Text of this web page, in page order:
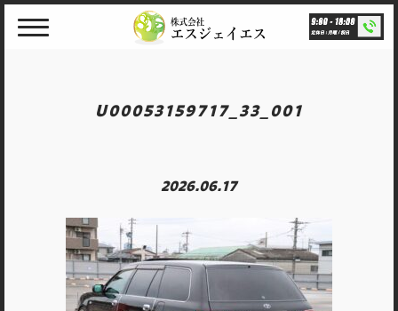
U00053159717_33_001
2026.06.17